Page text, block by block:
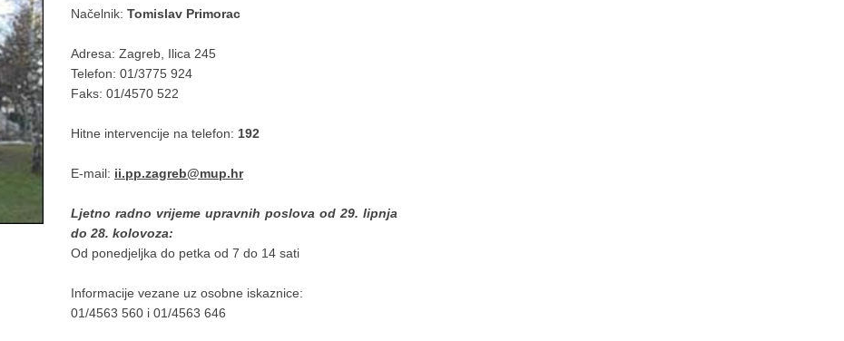
Načelnik: Tomislav Primorac
Adresa: Zagreb, Ilica 245
Telefon: 01/3775 924
Faks: 01/4570 522
Hitne intervencije na telefon: 192
E-mail: ii.pp.zagreb@mup.hr
Ljetno radno vrijeme upravnih poslova od 29. lipnja
do 28. kolovoza:
Od ponedjeljka do petka od 7 do 14 sati
Informacije vezane uz osobne iskaznice:
01/4563 560 i 01/4563 646